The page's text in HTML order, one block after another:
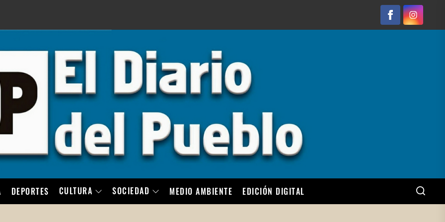
FacebookInstagram
DEPORTES CULTURA SOCIEDAD MEDIO AMBIENTE EDICIÓN DIGITAL